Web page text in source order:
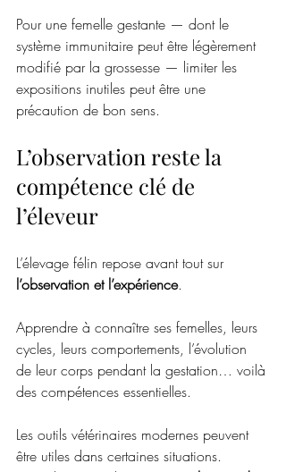
Pour une femelle gestante — dont le
système immunitaire peut être légèrement
modifié par la grossesse — limiter les
expositions inutiles peut être une
précaution de bon sens.
L’observation reste la
compétence clé de
l’éleveur
L’élevage félin repose avant tout sur
l’observation et l’expérience.
Apprendre à connaître ses femelles, leurs
cycles, leurs comportements, l’évolution
de leur corps pendant la gestation… voilà
des compétences essentielles.
Les outils vétérinaires modernes peuvent
être utiles dans certaines situations.